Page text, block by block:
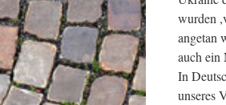
wurden
angetan
auch ein
In
unseres